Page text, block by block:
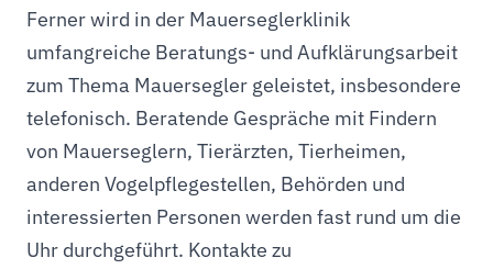
Ferner wird in der Mauerseglerklinik
umfangreiche Beratungs- und Aufklärungsarbeit
zum Thema Mauersegler geleistet, insbesondere
telefonisch. Beratende Gespräche mit Findern
von Mauerseglern, Tierärzten, Tierheimen,
anderen Vogelpflegestellen, Behörden und
interessierten Personen werden fast rund um die
Uhr durchgeführt. Kontakte zu